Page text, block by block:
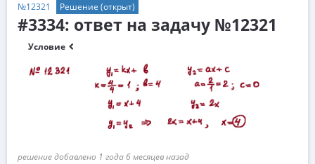
№12321 Решение (открыт)
#3334: ответ на задачу №12321
Условие
решение добавлено 1 года 6 месяцев назад